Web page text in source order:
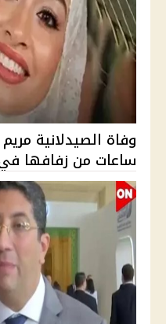
وفاة الصيدلانية
ساعات من زفافها